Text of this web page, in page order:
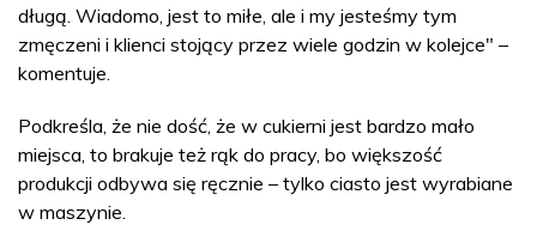
długą. Wiadomo, jest to miłe, ale i my jesteśmy tym
zmęczeni i klienci stojący przez wiele godzin w kolejce" –
komentuje.
Podkreśla, że nie dość, że w cukierni jest bardzo mało
miejsca, to brakuje też rąk do pracy, bo większość
produkcji odbywa się ręcznie – tylko ciasto jest wyrabiane
w maszynie.